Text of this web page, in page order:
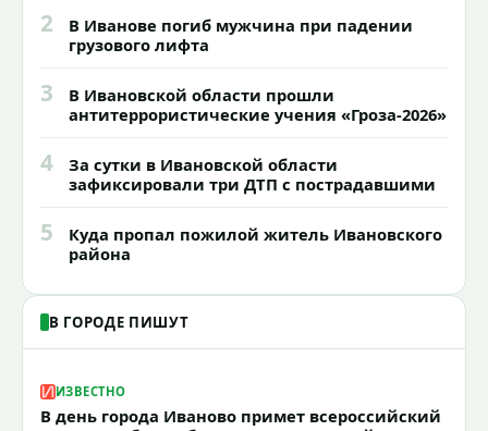
2
В Иванове погиб мужчина при падении
грузового лифта
3
В Ивановской области прошли
антитеррористические учения «Гроза-2026»
4
За сутки в Ивановской области
зафиксировали три ДТП с пострадавшими
5
Куда пропал пожилой житель Ивановского
района
В ГОРОДЕ ПИШУТ
ИЗВЕСТНО
В день города Иваново примет всероссийский